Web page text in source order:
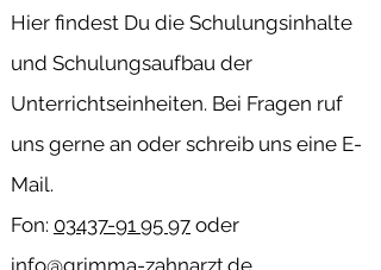
Hier findest Du die Schulungsinhalte
und Schulungsaufbau der
Unterrichtseinheiten. Bei Fragen ruf
uns gerne an oder schreib uns eine E-
Mail.
Fon: 03437-91 95 97 oder
info@grimma-zahnarzt.de